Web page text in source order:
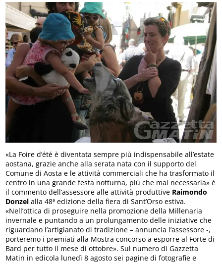
«La Foire d’été è diventata sempre più indispensabile all’estate
aostana, grazie anche alla serata nata con il supporto del
Comune di Aosta e le attività commerciali che ha trasformato il
centro in una grande festa notturna, più che mai necessaria» è
il commento dell’assessore alle attività produttive Raimondo
Donzel alla 48ª edizione della fiera di Sant’Orso estiva.
«Nell’ottica di proseguire nella promozione della Millenaria
invernale e puntando a un prolungamento delle iniziative che
riguardano l’artigianato di tradizione – annuncia l’assessore -,
porteremo i premiati alla Mostra concorso a esporre al Forte di
Bard per tutto il mese di ottobre». Sul numero di Gazzetta
Matin in edicola lunedì 8 agosto sei pagine di fotografie e